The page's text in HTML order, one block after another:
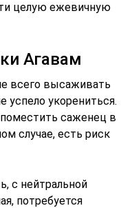
целую ежевичную
Агавам
всего высаживать
успело укорениться.
саженец в
случае, есть риск
с нейтральной
потребуется